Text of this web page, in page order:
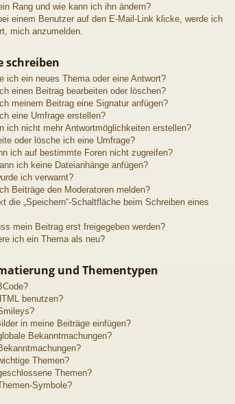
Rang und wie kann ich ihn ändern?
einem Benutzer auf den E-Mail-Link klicke, werde ich
mich anzumelden.
schreiben
ich ein neues Thema oder eine Antwort?
einen Beitrag bearbeiten oder löschen?
meinem Beitrag eine Signatur anfügen?
eine Umfrage erstellen?
ich nicht mehr Antwortmöglichkeiten erstellen?
oder lösche ich eine Umfrage?
ich auf bestimmte Foren nicht zugreifen?
ich keine Dateianhänge anfügen?
ich verwarnt?
Beiträge den Moderatoren melden?
die „Speichern“-Schaltfläche beim Schreiben eines
mein Beitrag erst freigegeben werden?
ich ein Thema als neu?
und Thementypen
benutzen?
in meine Beiträge einfügen?
Bekanntmachungen?
Themen?
Themen?
Symbole?